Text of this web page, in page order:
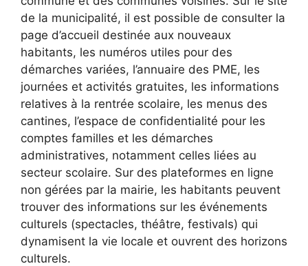
de la municipalité, il est possible de consulter la
page d’accueil destinée aux nouveaux
habitants, les numéros utiles pour des
démarches variées, l’annuaire des PME, les
journées et activités gratuites, les informations
relatives à la rentrée scolaire, les menus des
cantines, l’espace de confidentialité pour les
comptes familles et les démarches
administratives, notamment celles liées au
secteur scolaire. Sur des plateformes en ligne
non gérées par la mairie, les habitants peuvent
trouver des informations sur les événements
culturels (spectacles, théâtre, festivals) qui
dynamisent la vie locale et ouvrent des horizons
culturels.